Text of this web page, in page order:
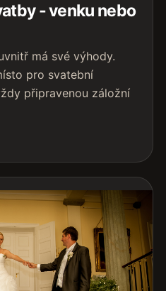
- venku nebo
má své výhody.
pro svatební
připravenou záložní